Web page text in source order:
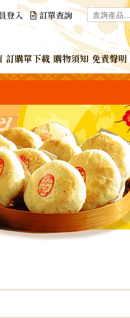
登入 訂單查詢
訂購單下載 購物須知 免責聲明